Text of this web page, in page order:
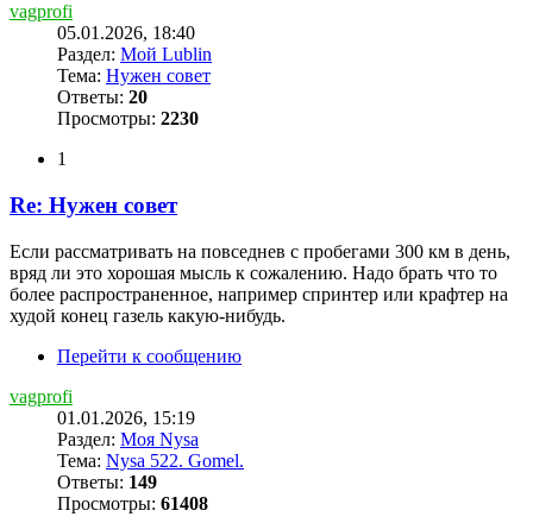
vagprofi
05.01.2026, 18:40
Раздел: Мой Lublin
Тема: Нужен совет
Ответы: 20
Просмотры: 2230
1
Re: Нужен совет
Если рассматривать на повседнев с пробегами 300 км в день,
вряд ли это хорошая мысль к сожалению. Надо брать что то
более распространенное, например спринтер или крафтер на
худой конец газель какую-нибудь.
Перейти к сообщению
vagprofi
01.01.2026, 15:19
Раздел: Моя Nysa
Тема: Nysa 522. Gomel.
Ответы: 149
Просмотры: 61408